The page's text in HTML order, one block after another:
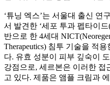
‘튜닝 엑스’는 서울대 출신 연
서 발견한 ‘세포 투과 펩타이드
반으로 한 4세대
Therapeutics) 침투 기술을 적
다. 유효 성분이 피부 깊숙이
강점으로, 세르본은 이러한 접
고 있다. 제품은 앰플 크림과